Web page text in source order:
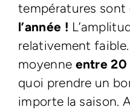
températures
l’année !
relativement faible.
moyenne entre 20
quoi prendre un
importe la saison.